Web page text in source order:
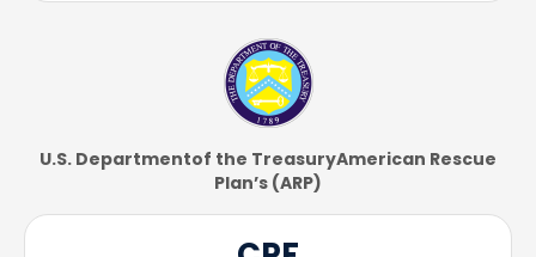
U.S. Department​of the Treasury​American Rescue
Plan’s (ARP)